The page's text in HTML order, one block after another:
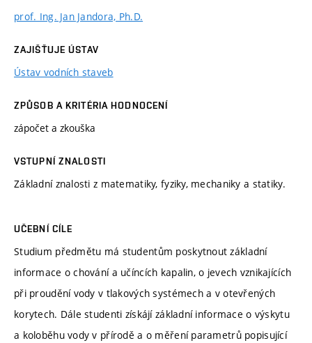
prof. Ing. Jan Jandora, Ph.D.
ZAJIŠŤUJE ÚSTAV
Ústav vodních staveb
ZPŮSOB A KRITÉRIA HODNOCENÍ
zápočet a zkouška
VSTUPNÍ ZNALOSTI
Základní znalosti z matematiky, fyziky, mechaniky a statiky.
UČEBNÍ CÍLE
Studium předmětu má studentům poskytnout základní
informace o chování a učíncích kapalin, o jevech vznikajících
při proudění vody v tlakových systémech a v otevřených
korytech. Dále studenti získájí základní informace o výskytu
a koloběhu vody v přírodě a o měření parametrů popisující